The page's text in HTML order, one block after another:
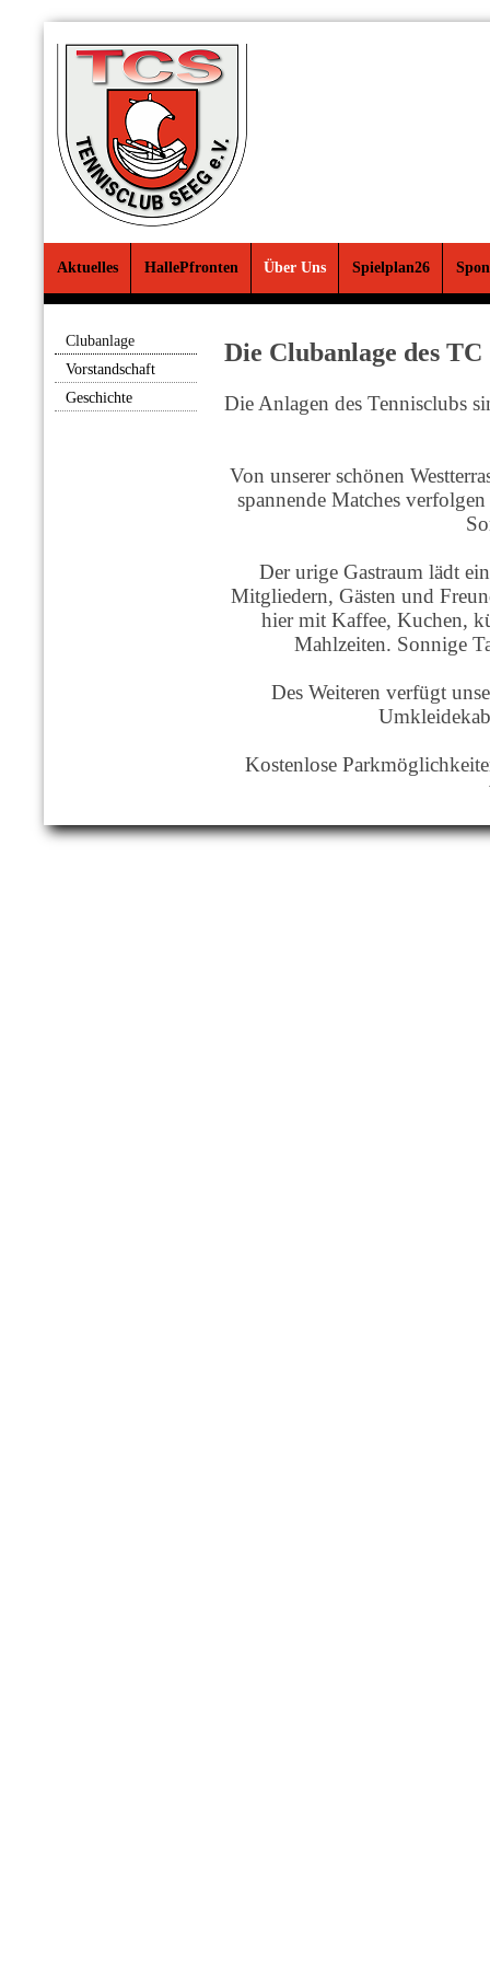
Aktuelles HallePfronten Über Uns Spielplan26
Clubanlage
Vorstandschaft
Geschichte
Die Clubanlage des TC
Die Anlagen des Tennisclubs
Von unserer schönen
spannende Matches
Der urige Gastraum lädt
Mitgliedern, Gästen und
hier mit Kaffee, Kuchen,
Mahlzeiten. Sonnige
Des Weiteren verfügt
Kostenlose